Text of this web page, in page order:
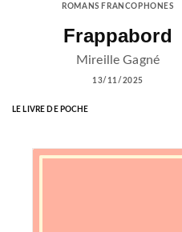
ROMANS FRANCOPHONES
Frappabord
Mireille Gagné
13/11/2025
LE LIVRE DE POCHE